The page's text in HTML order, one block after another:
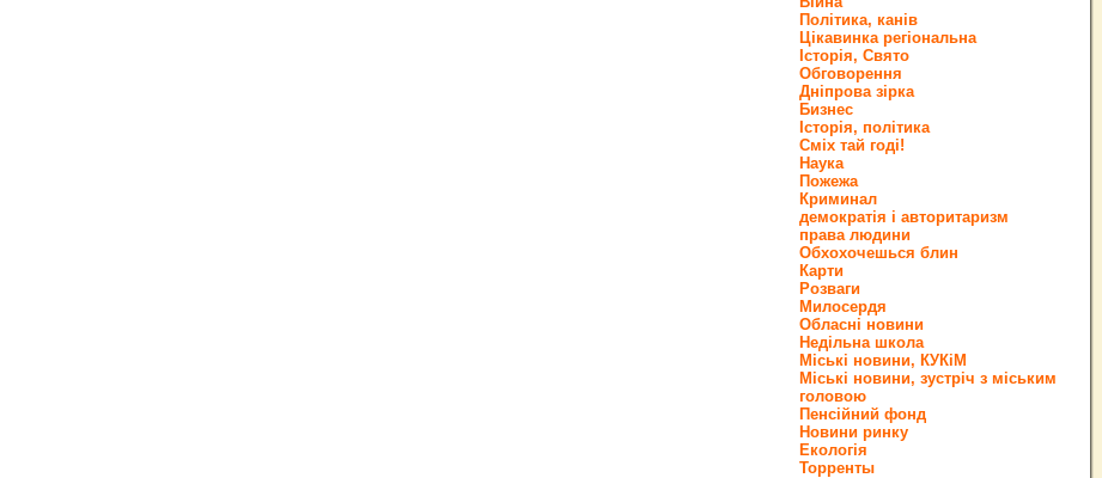
Політика, канів
Цікавинка регіональна
Історія, Свято
Обговорення
Дніпрова зірка
Бизнес
Історія, політика
Сміх тай годі!
Наука
Пожежа
Криминал
демократія і авторитаризм
права людини
Обхохочешься блин
Карти
Розваги
Милосердя
Обласні новини
Недільна школа
Міські новини, КУКіМ
Міські новини, зустріч з міським
головою
Пенсійний фонд
Новини ринку
Екологія
Торренты